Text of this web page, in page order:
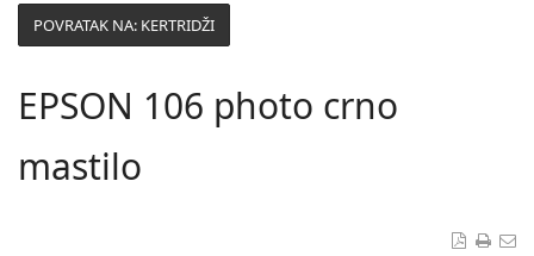
POVRATAK NA: KERTRIDŽI
EPSON 106 photo crno
mastilo